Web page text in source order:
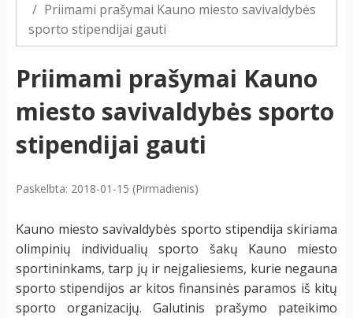
Priimami prašymai Kauno miesto savivaldybės
sporto stipendijai gauti
Priimami prašymai Kauno
miesto savivaldybės sporto
stipendijai gauti
Paskelbta: 2018-01-15 (Pirmadienis)
Kauno miesto savivaldybės sporto stipendija skiriama
olimpinių individualių sporto šakų Kauno miesto
sportininkams, tarp jų ir neįgaliesiems, kurie negauna
sporto stipendijos ar kitos finansinės paramos iš kitų
sporto organizacijų. Galutinis prašymo pateikimo